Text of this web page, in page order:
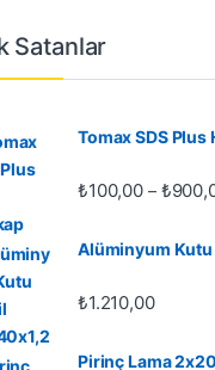
Satanlar
Tomax SDS
₺100,00 – ₺
Alüminyum
₺1.210,00
Pirinç Lama